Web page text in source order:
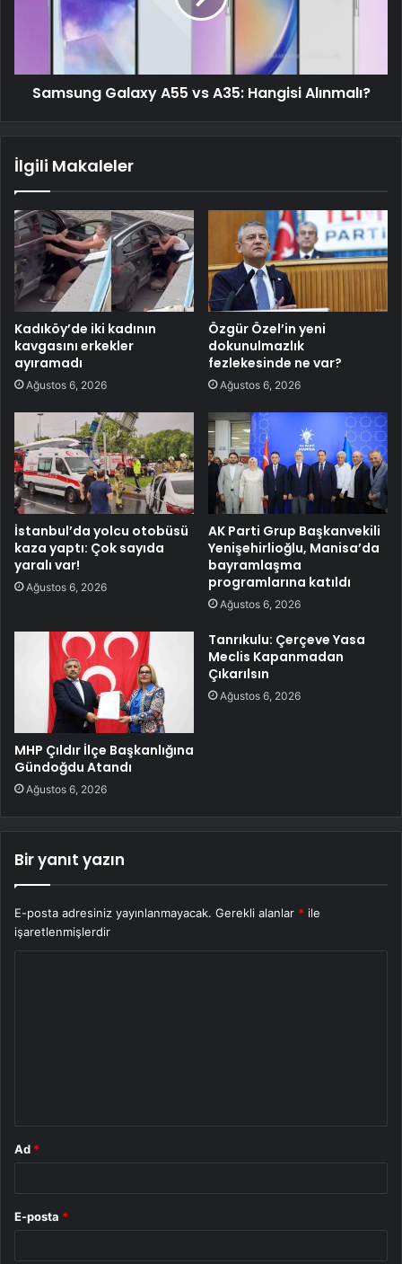
Samsung Galaxy A55 vs A35: Hangisi Alınmalı?
İlgili Makaleler
Kadıköy’de iki kadının
kavgasını erkekler
ayıramadı
Ağustos 6, 2026
Özgür Özel’in yeni
dokunulmazlık
fezlekesinde ne var?
Ağustos 6, 2026
İstanbul’da yolcu otobüsü
kaza yaptı: Çok sayıda
yaralı var!
Ağustos 6, 2026
AK Parti Grup Başkanvekili
Yenişehirlioğlu, Manisa’da
bayramlaşma
programlarına katıldı
Ağustos 6, 2026
MHP Çıldır İlçe Başkanlığına
Gündoğdu Atandı
Ağustos 6, 2026
Tanrıkulu: Çerçeve Yasa
Meclis Kapanmadan
Çıkarılsın
Ağustos 6, 2026
Bir yanıt yazın
E-posta adresiniz yayınlanmayacak. Gerekli alanlar * ile
işaretlenmişlerdir
Ad *
E-posta *